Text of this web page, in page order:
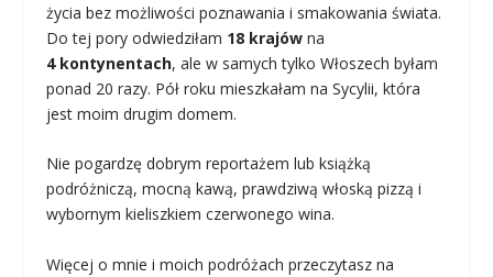
życia bez możliwości poznawania i smakowania świata.
Do tej pory odwiedziłam 18 krajów na
4 kontynentach, ale w samych tylko Włoszech byłam
ponad 20 razy. Pół roku mieszkałam na Sycylii, która
jest moim drugim domem.
Nie pogardzę dobrym reportażem lub książką
podróżniczą, mocną kawą, prawdziwą włoską pizzą i
wybornym kieliszkiem czerwonego wina.
Więcej o mnie i moich podróżach przeczytasz na